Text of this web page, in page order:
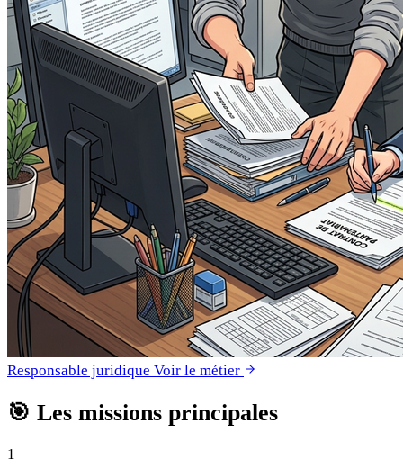
Responsable juridique Voir le métier
🎯 Les missions principales
1